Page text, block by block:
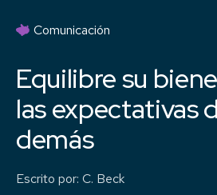
Comunicación
Equilibre su
las expectativas
demás
Escrito por: C. Beck